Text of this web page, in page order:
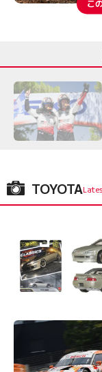
こ
TOYOTA